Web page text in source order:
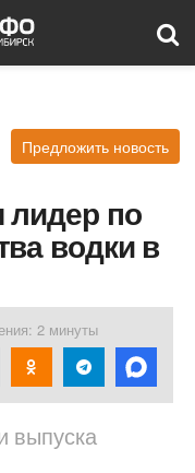
Предложить новость
лидер по
водки в
2 минуты
выпуска